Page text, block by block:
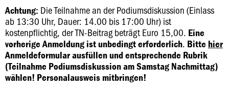
Achtung: Die Teilnahme an der Podiumsdiskussion (Einlass
ab 13:30 Uhr, Dauer: 14.00 bis 17:00 Uhr) ist
kostenpflichtig, der TN-Beitrag beträgt Euro 15,00. Eine
vorherige Anmeldung ist unbedingt erforderlich. Bitte hier
Anmeldeformular ausfüllen und entsprechende Rubrik
(Teilnahme Podiumsdiskussion am Samstag Nachmittag)
wählen! Personalausweis mitbringen!